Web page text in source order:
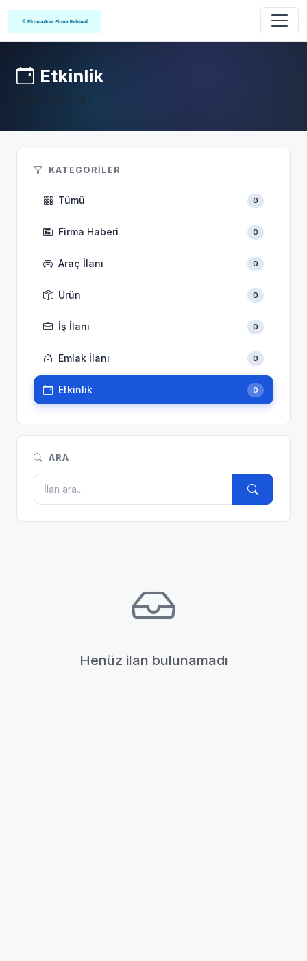
Etkinlik
0 ilan bulundu
KATEGORILER
Tümü 0
Firma Haberi 0
Araç İlanı 0
Ürün 0
İş İlanı 0
Emlak İlanı 0
Etkinlik 0
ARA
Henüz ilan bulunamadı